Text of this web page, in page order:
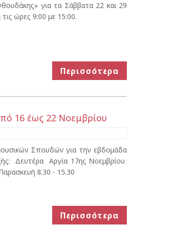
για τα Σάββατα 22 και 29
ώρες 9:00 με 15:00.
Περισσότερα
16 έως 22 Νοεμβρίου
Σπουδών για την εβδομάδα
Δευτέρα Αργία 17ης Νοεμβρίου
8.30 - 15.30
Περισσότερα